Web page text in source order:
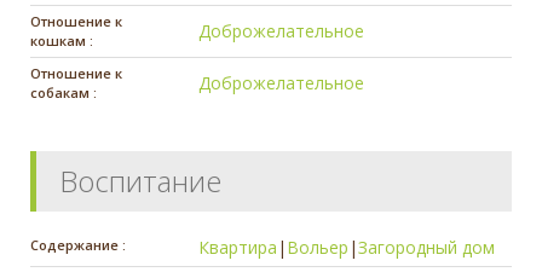
Отношение к
кошкам :
Доброжелательное
Отношение к
собакам :
Доброжелательное
Воспитание
Содержание : Квартира | Вольер |Загородный дом